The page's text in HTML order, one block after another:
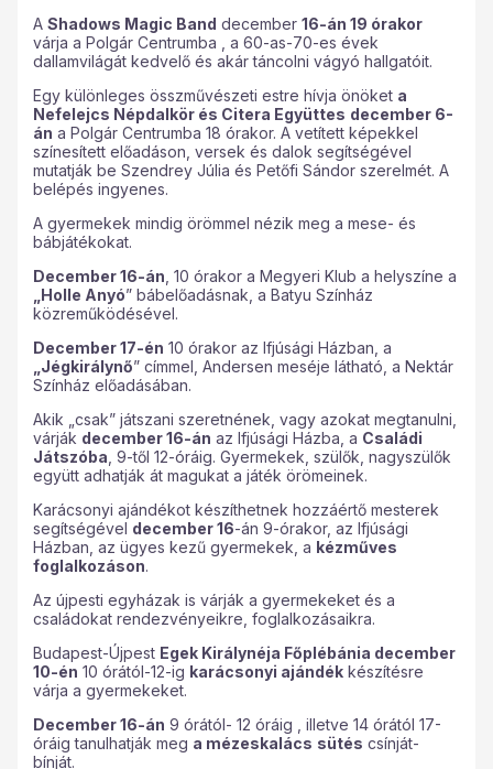
A Shadows Magic Band december 16-án 19 órakor
várja a Polgár Centrumba , a 60-as-70-es évek
dallamvilágát kedvelő és akár táncolni vágyó hallgatóit.
Egy különleges összművészeti estre hívja önöket a
Nefelejcs Népdalkör és Citera Együttes december 6-
án a Polgár Centrumba 18 órakor. A vetített képekkel
színesített előadáson, versek és dalok segítségével
mutatják be Szendrey Júlia és Petőfi Sándor szerelmét. A
belépés ingyenes.
A gyermekek mindig örömmel nézik meg a mese- és
bábjátékokat.
December 16-án , 10 órakor a Megyeri Klub a helyszíne a
„Holle Anyó” bábelőadásnak, a Batyu Színház
közreműködésével.
December 17-én 10 órakor az Ifjúsági Házban, a
„Jégkirálynő” címmel, Andersen meséje látható, a Nektár
Színház előadásában.
Akik „csak” játszani szeretnének, vagy azokat megtanulni,
várják december 16-án az Ifjúsági Házba, a Családi
Játszóba , 9-től 12-óráig. Gyermekek, szülők, nagyszülők
együtt adhatják át magukat a játék örömeinek.
Karácsonyi ajándékot készíthetnek hozzáértő mesterek
segítségével december 16-án 9-órakor, az Ifjúsági
Házban, az ügyes kezű gyermekek, a kézműves
foglalkozáson.
Az újpesti egyházak is várják a gyermekeket és a
családokat rendezvényeikre, foglalkozásaikra.
Budapest-Újpest Egek Királynéja Főplébánia december
10-én 10 órától-12-ig karácsonyi ajándékkészítésre
várja a gyermekeket.
December 16-án 9 órától- 12 óráig , illetve 14 órától 17-
óráig tanulhatják meg a mézeskalács sütés csínját-
bínját.